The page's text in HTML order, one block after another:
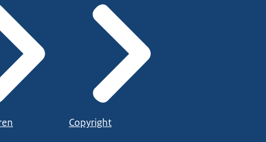
Copyright